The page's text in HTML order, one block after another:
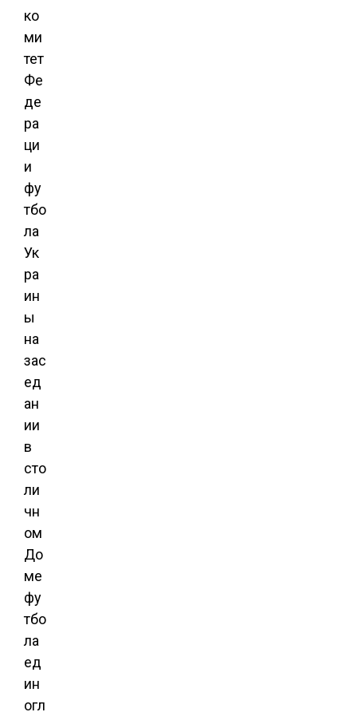
ко
ми
тет
Фе
де
ра
ци
и
фу
тбо
ла
Ук
ра
ин
ы
на
зас
ед
ан
ии
в
сто
ли
чн
ом
До
ме
фу
тбо
ла
ед
ин
огл